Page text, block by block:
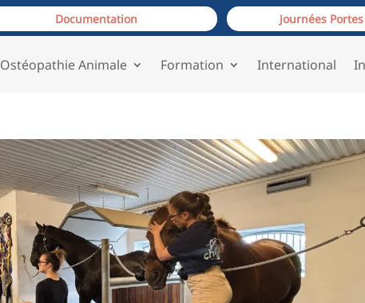
Documentation Journées
Ostéopathie Animale Formation International